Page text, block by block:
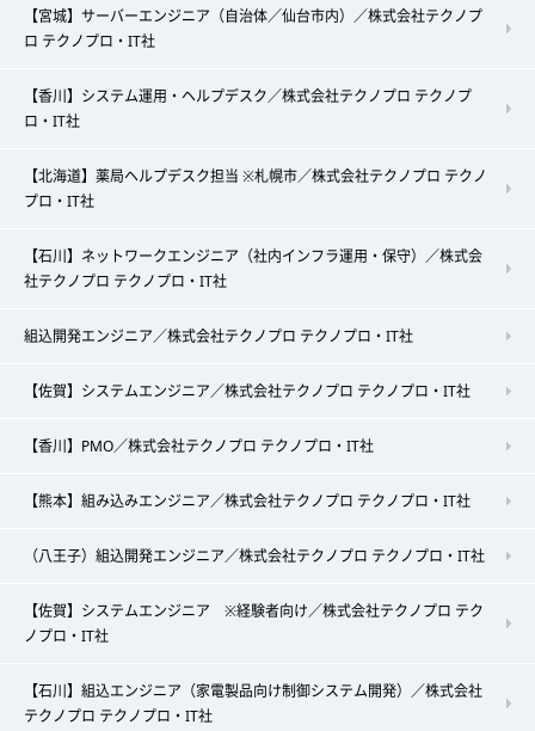
【宮城】サーバーエンジニア（自治体／仙台市内）／株式会社テクノプ
ロ テクノプロ・IT社
【香川】システム運用・ヘルプデスク／株式会社テクノプロ テクノプ
ロ・IT社
【北海道】薬局ヘルプデスク担当 ※札幌市／株式会社テクノプロ テクノ
プロ・IT社
【石川】ネットワークエンジニア（社内インフラ運用・保守）／株式会
社テクノプロ テクノプロ・IT社
組込開発エンジニア／株式会社テクノプロ テクノプロ・IT社
【佐賀】システムエンジニア／株式会社テクノプロ テクノプロ・IT社
【香川】PMO／株式会社テクノプロ テクノプロ・IT社
【熊本】組み込みエンジニア／株式会社テクノプロ テクノプロ・IT社
（八王子）組込開発エンジニア／株式会社テクノプロ テクノプロ・IT社
【佐賀】システムエンジニア ※経験者向け／株式会社テクノプロ テク
ノプロ・IT社
【石川】組込エンジニア（家電製品向け制御システム開発）／株式会社
テクノプロ テクノプロ・IT社